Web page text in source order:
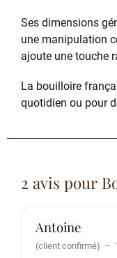
Ses dimensions
une manipulation
ajoute une touche
La bouilloire
quotidien ou pour
2 avis pour
Antoine
(client confirmé) –